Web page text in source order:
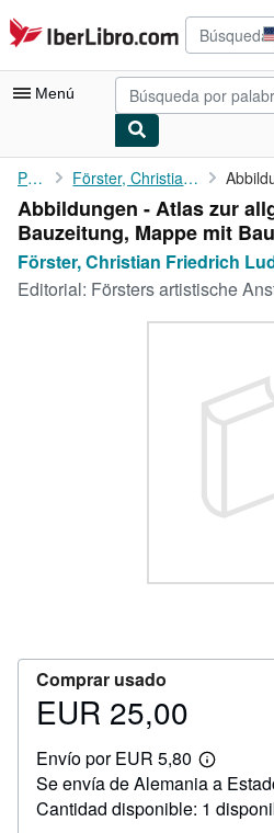
Pasar al contenido principal
IberLibro.com
Menú
Mi cuenta
Consultar mis pedidos
Búsqueda avanzada
Colecciones
CERRAR
Portada Förster, Christian Friedrich Ludwig
Abbildungen - Atlas zur
Bauzeitung, Mappe mit
Förster, Christian Friedrich
Editorial: Försters artistische
Comprar usado
Precio
25,00
EUR 25,00
Envío por EUR 5,80
Más
sobre
las
Se envía de Alemania a
Cantidad disponible: 1